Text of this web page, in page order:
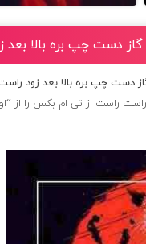
گاز دست چپ بره بالا
دست چپ بره بالا بعد زود
راست از تی ام بکس را از